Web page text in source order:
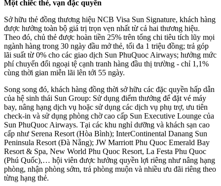
Một chiếc thẻ, vạn đặc quyền
Sở hữu thẻ đồng thương hiệu NCB Visa Sun Signature, khách hàng
được hưởng toàn bộ giá trị trọn vẹn nhất từ cả hai thương hiệu.
Theo đó, chủ thẻ được hoàn tiền 25% trên tổng chi tiêu tích lũy mọi
ngành hàng trong 30 ngày đầu mở thẻ, tối đa 1 triệu đồng; trả góp
lãi suất từ 0% cho các giao dịch Sun PhuQuoc Airways; hưởng mức
phí chuyển đổi ngoại tệ cạnh tranh hàng đầu thị trường - chỉ 1,1%
cùng thời gian miễn lãi lên tới 55 ngày.
Song song đó, khách hàng đồng thời sở hữu các đặc quyền hấp dẫn
của hệ sinh thái Sun Group: Sử dụng điểm thưởng để đặt vé máy
bay, nâng hạng dịch vụ hoặc sử dụng các dịch vụ phụ trợ, ưu tiên
check-in và sử dụng phòng chờ cao cấp Sun Executive Lounge của
Sun PhuQuoc Airways. Tại các khu nghỉ dưỡng và khách sạn cao
cấp như Serena Resort (Hòa Bình); InterContinental Danang Sun
Peninsula Resort (Đà Nẵng); JW Marriott Phu Quoc Emerald Bay
Resort & Spa, New World Phu Quoc Resort, La Festa Phu Quoc
(Phú Quốc),… hội viên được hưởng quyền lợi riêng như nâng hạng
phòng, nhận phòng sớm, trả phòng muộn và nhiều ưu đãi riêng theo
từng hạng thẻ.